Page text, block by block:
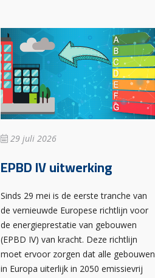
29 juli 2026
EPBD IV uitwerking
Sinds 29 mei is de eerste tranche van
de vernieuwde Europese richtlijn voor
de energieprestatie van gebouwen
(EPBD IV) van kracht. Deze richtlijn
moet ervoor zorgen dat alle gebouwen
in Europa uiterlijk in 2050 emissievrij